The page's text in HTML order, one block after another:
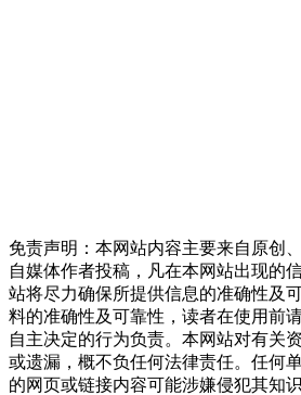
免责声明：本网站内容主要来自原创
自媒体作者投稿，凡在本网站出现的
站将尽力确保所提供信息的准确性及
料的准确性及可靠性，读者在使用前
自主决定的行为负责。本网站对有关
或遗漏，概不负任何法律责任。任何
的网页或链接内容可能涉嫌侵犯其知